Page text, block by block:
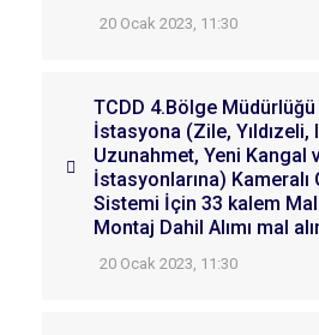
20 Ocak 2023, 11:30
TCDD 4.Bölge
İstasyona (Zile, Yıldızeli,
Uzunahmet, Yeni Kangal
İstasyonlarına) Kameralı
Sistemi İçin 33 kalem
Montaj Dahil Alımı mal
20 Ocak 2023, 11:30